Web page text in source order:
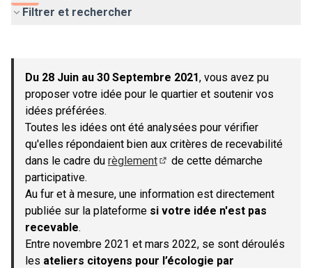
Filtrer et rechercher
−
Du 28 Juin au 30 Septembre 2021, vous avez pu
proposer votre idée pour le quartier et soutenir vos
idées préférées.
Toutes les idées ont été analysées pour vérifier
qu'elles répondaient bien aux critères de recevabilité
dans le cadre du règlement
de cette démarche
participative.
Au fur et à mesure, une information est directement
publiée sur la plateforme si votre idée n'est pas
recevable.
Entre novembre 2021 et mars 2022, se sont déroulés
les ateliers citoyens pour l’écologie par